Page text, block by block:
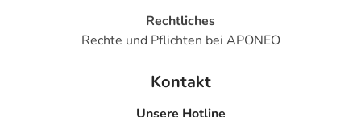
Rechtliches
Rechte und Pflichten bei APONEO
Kontakt